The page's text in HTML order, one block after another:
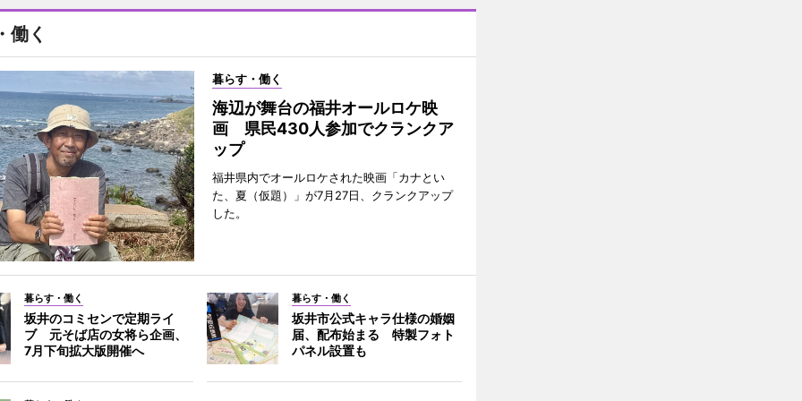
働く
暮らす・働く
海辺が舞台の福井オールロケ映
画 県民430人参加でクランクア
ップ
福井県内でオールロケされた映画「カナとい
た、夏（仮題）」が7月27日、クランクアップ
した。
暮らす・働く
坂井のコミセンで定期ライ
ブ 元そば店の女将ら企画、
7月下旬拡大版開催へ
暮らす・働く
坂井市公式キャラ仕様の婚姻
届、配布始まる 特製フォト
パネル設置も